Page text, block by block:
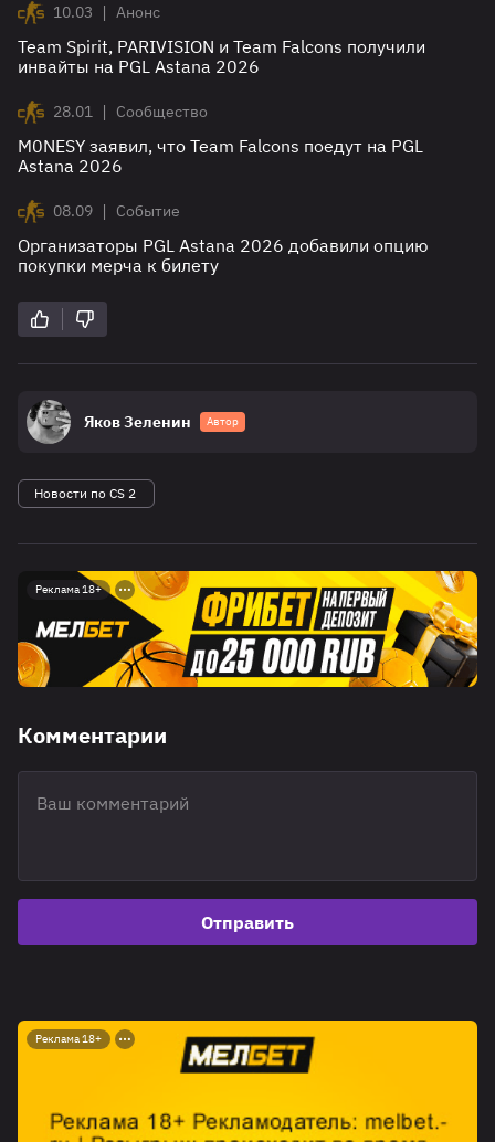
10.03 | Анонс
Team Spirit, PARIVISION и Team Falcons получили
инвайты на PGL Astana 2026
28.01 | Сообщество
M0NESY заявил, что Team Falcons поедут на PGL
Astana 2026
08.09 | Событие
Организаторы PGL Astana 2026 добавили опцию
покупки мерча к билету
Яков Зеленин Автор
Новости по CS 2
Реклама 18+
Комментарии
Отправить
Реклама 18+